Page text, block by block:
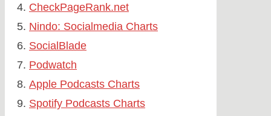
CheckPageRank.net
Nindo: Socialmedia Charts
SocialBlade
Podwatch
Apple Podcasts Charts
Spotify Podcasts Charts